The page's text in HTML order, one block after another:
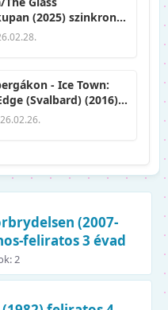
(2025) szinkronos
6x46'
- Ice Town:
(Svalbard) (2016)
szinkronizált 10 epizód
(2007-
feliratos 3 évad
2